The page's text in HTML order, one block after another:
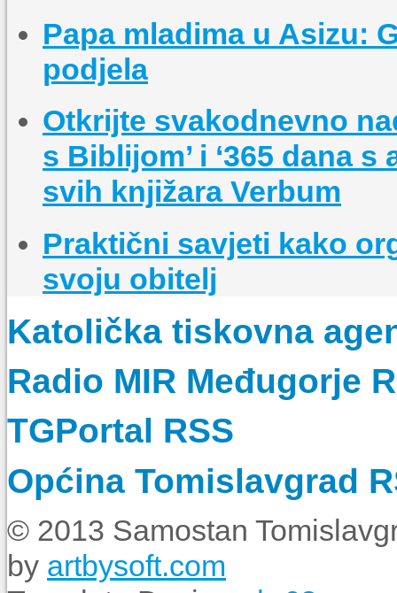
Papa mladima u Asizu:
podjela
Otkrijte svakodnevno
s Biblijom’ i ‘365 dana
svih knjižara Verbum
Praktični savjeti kako
svoju obitelj
Katolička tiskovna
Radio MIR Međugorje
TGPortal RSS
Općina Tomislavgrad
© 2013 Samostan
by artbysoft.com